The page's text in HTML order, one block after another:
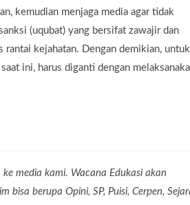
kemudian menjaga media agar tidak
(uqubat) yang bersifat zawajir dan
rantai kejahatan. Dengan demikian, untuk
ini, harus diganti dengan
media kami. Wacana Edukasi akan
bisa berupa Opini, SP, Puisi, Cerpen,